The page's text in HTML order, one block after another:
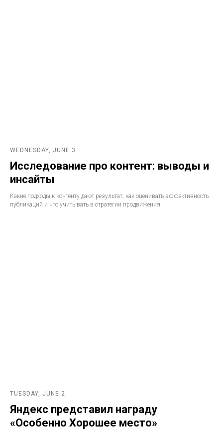
WEDNESDAY, JUNE 3
Исследование про контент: выводы и
инсайты
Какие подходы к контенту дают результат, как оценивать эффективность
публикаций и что учитывать в стратегии продвижения.
TUESDAY, JUNE 2
Яндекс представил награду
«Особенно Хорошее место»